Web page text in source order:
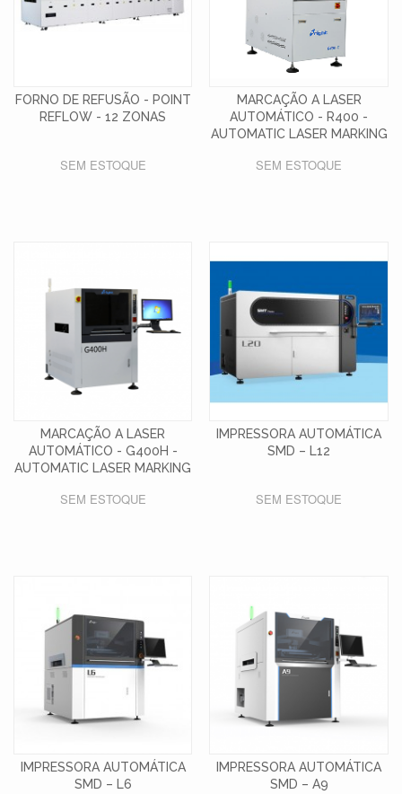
FORNO DE REFUSÃO - POINT
REFLOW - 12 ZONAS
SEM ESTOQUE
MARCAÇÃO A LASER
AUTOMÁTICO - R400 -
AUTOMATIC LASER MARKING
SEM ESTOQUE
MARCAÇÃO A LASER
AUTOMÁTICO - G400H -
AUTOMATIC LASER MARKING
SEM ESTOQUE
IMPRESSORA AUTOMÁTICA
SMD – L12
SEM ESTOQUE
IMPRESSORA AUTOMÁTICA
SMD – L6
IMPRESSORA AUTOMÁTICA
SMD – A9